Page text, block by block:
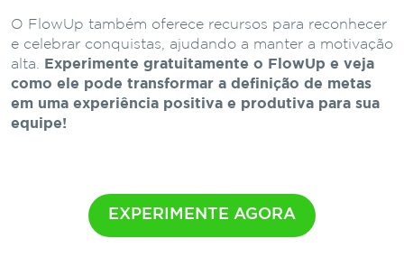
O FlowUp também oferece recursos para reconhecer
e celebrar conquistas, ajudando a manter a motivação
alta.
Experimente gratuitamente o FlowUp e veja
como ele pode transformar a definição de metas
em uma experiência positiva e produtiva para sua
equipe!
EXPERIMENTE AGORA